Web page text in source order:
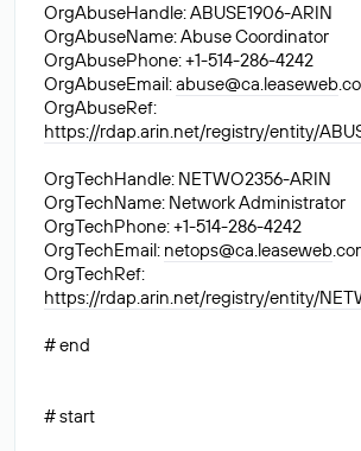
OrgAbuseHandle: ABUSE1906-ARIN
OrgAbuseName: Abuse Coordinator
OrgAbusePhone: +1-514-286-4242
OrgAbuseEmail:abuse@ca.leaseweb
OrgAbuseRef:
https://rdap.arin.net/registry/entity/
OrgTechHandle: NETWO2356-ARIN
OrgTechName: Network Administrator
OrgTechPhone: +1-514-286-4242
OrgTechEmail: netops@ca.leaseweb
OrgTechRef:
https://rdap.arin.net/registry/entity/
# end
# start